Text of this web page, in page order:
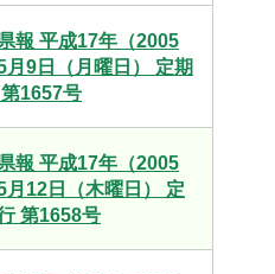
報 平成17年（2005
月9日（月曜日） 定期
1657号
報 平成17年（2005
月12日（木曜日） 定
第1658号